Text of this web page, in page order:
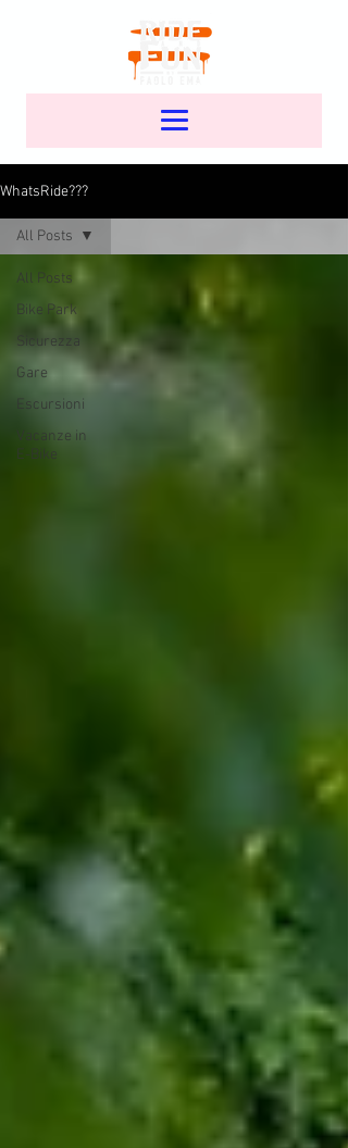
WhatsRide???
All Posts
Bike Park
Sicurezza
Gare
Escursioni
Vacanze in
E-Bike
All Posts